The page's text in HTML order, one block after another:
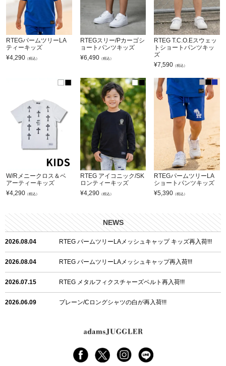
RTEGパームツリーLA
ティーキッズ
¥4,290 （税込）
RTEGスリー/Pカーゴシ
ョートパンツキッズ
¥6,490（税込）
RTEG T.C.O.Eスウェッ
トショートパンツキッ
ズ
¥7,590 （税込）
W/Rメニークロス＆ベ
アーティーキッズ
¥4,290 （税込）
RTEG アイコニック/SK
ロンティーキッズ
¥4,290（税込）
RTEGパームツリーLA
ショートパンツキッズ
¥5,390 （税込）
NEWS
2026.08.04 RTEG パームツリーLAメッシュキャップ キッズ再入荷!!!
2026.08.04 RTEG パームツリーLAメッシュキャップ再入荷!!!
2026.07.15 RTEG メタルフィクスチャーズベルト再入荷!!!
2026.06.09 プレーン/Cロングシャツの白が再入荷!!!
24/フリンジデニムロングパンツ再入荷!!!